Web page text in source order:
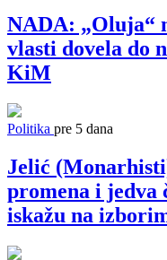
NADA: „Oluja“
vlasti dovela do
KiM
Politika pre 5 dana
Jelić
promena i jedva
iskažu na